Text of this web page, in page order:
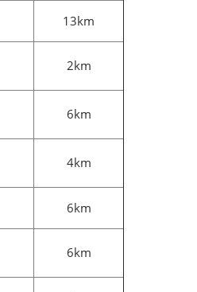
13km
2km
6km
4km
6km
6km